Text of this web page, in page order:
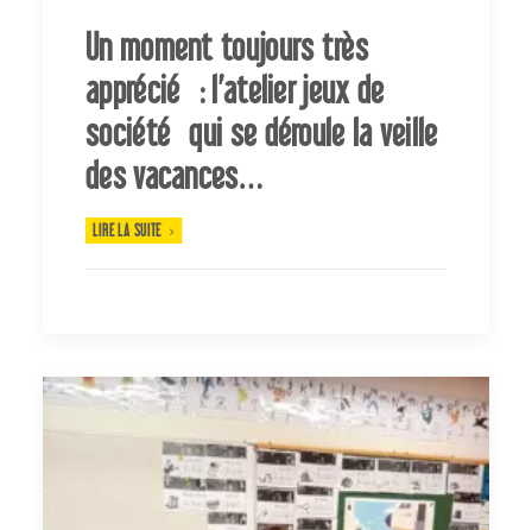
Un moment toujours très
apprécié : l’atelier jeux de
société qui se déroule la veille
des vacances…
LIRE LA SUITE